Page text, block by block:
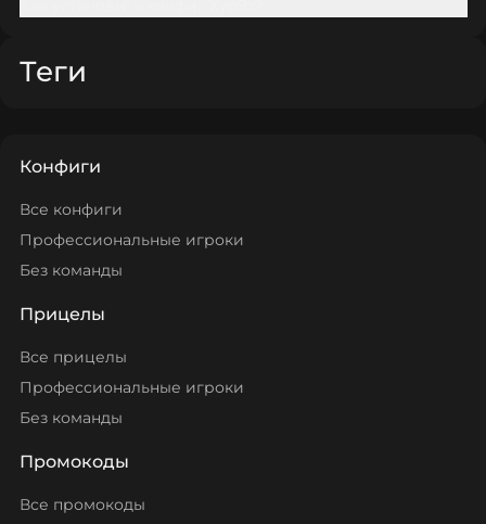
Теги
Конфиги
Все конфиги
Профессиональные игроки
Без команды
Прицелы
Все прицелы
Профессиональные игроки
Без команды
Промокоды
Все промокоды